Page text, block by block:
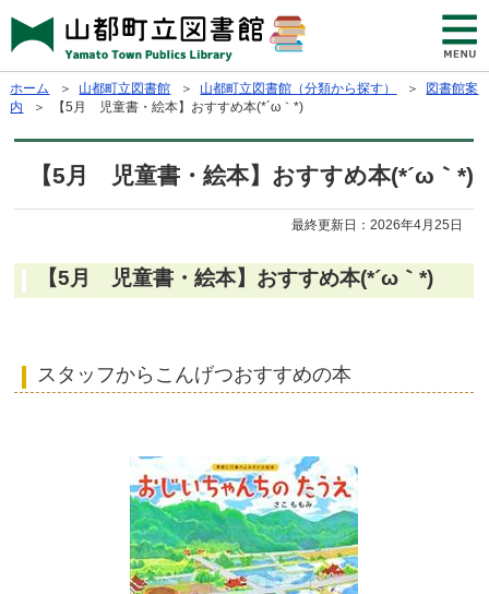
ホーム ＞ 山都町立図書館 ＞ 山都町立図書館（分類から探す） ＞
図書館案
内
＞ 【5月 児童書・絵本】おすすめ本(*´ω｀*)
【5月 児童書・絵本】おすすめ本(*´ω｀*)
最終更新日：2026年4月25日
【5月 児童書・絵本】おすすめ本(*´ω｀*)
スタッフからこんげつおすすめの本